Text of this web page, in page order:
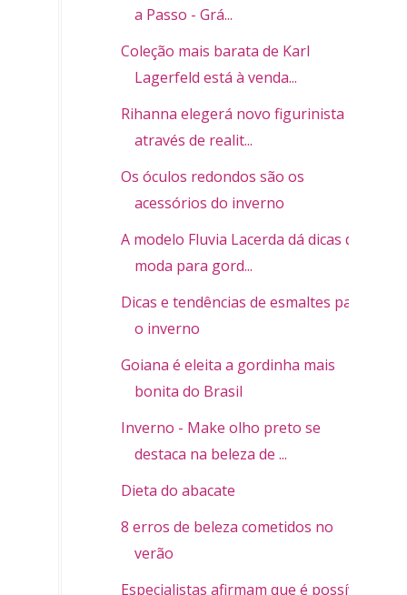
a Passo - Grá...
Coleção mais barata de Karl
Lagerfeld está à venda...
Rihanna elegerá novo figurinista
através de realit...
Os óculos redondos são os
acessórios do inverno
A modelo Fluvia Lacerda dá dicas de
moda para gord...
Dicas e tendências de esmaltes para
o inverno
Goiana é eleita a gordinha mais
bonita do Brasil
Inverno - Make olho preto se
destaca na beleza de ...
Dieta do abacate
8 erros de beleza cometidos no
verão
Especialistas afirmam que é possível